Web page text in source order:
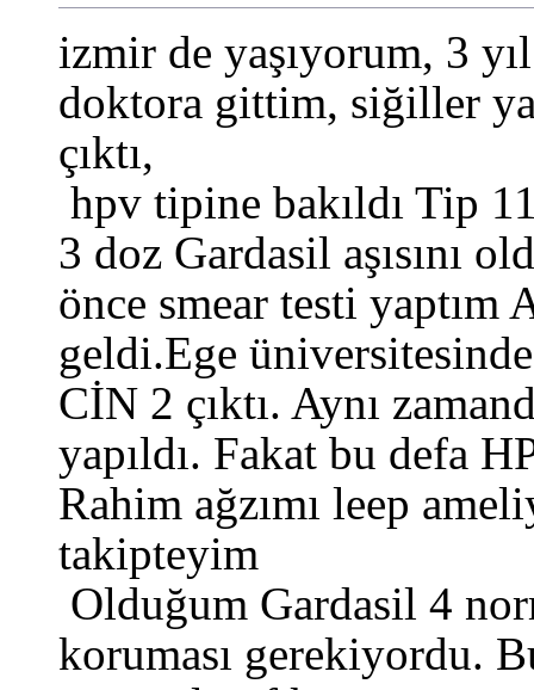
izmir de yaşıyorum, 3
doktora gittim, siğiller
çıktı,
hpv tipine bakıldı Tip
3 doz Gardasil aşısını
önce smear testi yaptım
geldi.Ege
CİN 2 çıktı. Aynı
yapıldı. Fakat bu defa
Rahim ağzımı leep
takipteyim
Olduğum Gardasil 4
koruması gerekiyordu.